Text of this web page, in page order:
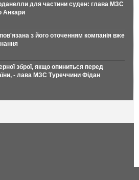
для частини суден: глава МЗС
Анкари
з його оточенням компанія вже
зброї, якщо опиниться перед
- лава МЗС Туреччини Фідан